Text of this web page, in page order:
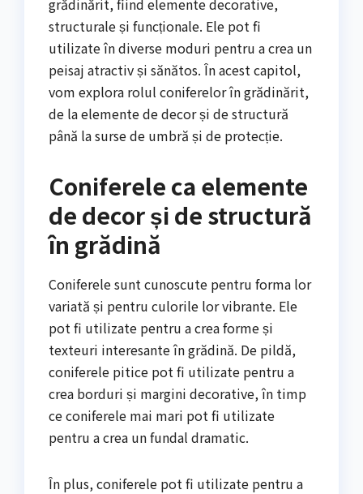
structurale și funcționale. Ele pot fi
utilizate în diverse moduri pentru a crea un
peisaj atractiv și sănătos. În acest capitol,
vom explora rolul coniferelor în grădinărit,
de la elemente de decor și de structură
până la surse de umbră și de protecție.
Coniferele ca elemente
de decor și de structură
în grădină
Coniferele sunt cunoscute pentru forma lor
variată și pentru culorile lor vibrante. Ele
pot fi utilizate pentru a crea forme și
texteuri interesante în grădină. De pildă,
coniferele pitice pot fi utilizate pentru a
crea borduri și margini decorative, în timp
ce coniferele mai mari pot fi utilizate
pentru a crea un fundal dramatic.
În plus, coniferele pot fi utilizate pentru a